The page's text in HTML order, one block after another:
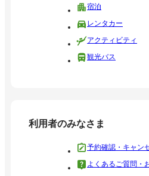
宿泊
レンタカー
アクティビティ
観光バス
利用者のみなさま
予約確認・キャン
よくあるご質問・